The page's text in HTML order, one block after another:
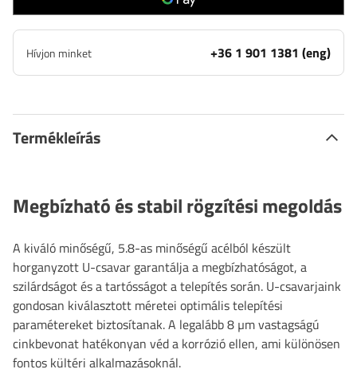
Hívjon minket +36 1 901 1381 (eng)
Termékleírás
Megbízható és stabil rögzítési megoldás
A kiváló minőségű, 5.8-as minőségű acélból készült
horganyzott U-csavar garantálja a megbízhatóságot, a
szilárdságot és a tartósságot a telepítés során. U-csavarjaink
gondosan kiválasztott méretei optimális telepítési
paramétereket biztosítanak. A legalább 8 µm vastagságú
cinkbevonat hatékonyan véd a korrózió ellen, ami különösen
fontos kültéri alkalmazásoknál.